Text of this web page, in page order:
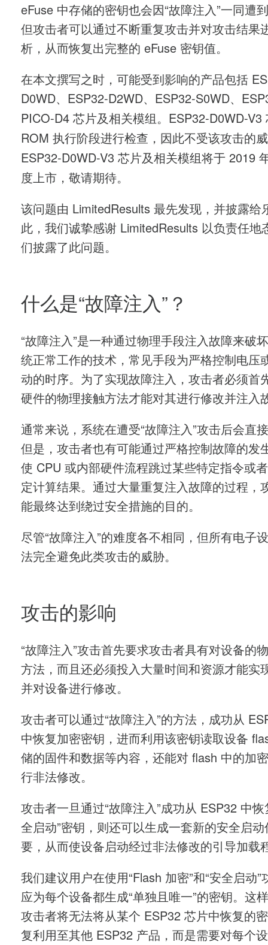
eFuse 中存储的密钥也会因“故障注入”一同遭
但攻击者可以通过不断重复攻击并对攻击结果
析，从而恢复出完整的 eFuse 密钥值。
在本文撰写之时，可能受到影响的产品包括
D0WD、ESP32-D2WD、ESP32-S0WD、
PICO-D4 芯片及相关模组。
ESP32-D0WD-V3
ROM 执行阶段进行检查，因此不受该攻击的
ESP32-D0WD-V3 芯片及相关模组将于 2019
度上市，敬请期待。
该问题由 LimitedResults 最先发现，并披露给
此，我们诚挚感谢 LimitedResults 以负责任地
们披露了此问题。
什么是“故障注入”？
“故障注入”是一种通过物理手段注入故障来破
统正常工作的技术，常见手段为严格控制电压
动的时序。为了实现故障注入，攻击者必须首
硬件的物理接触方法才能对其进行修改并注入
通常来说，系统在遭受“故障注入”攻击后会直
但是，攻击者也有可能通过严格控制故障的发
使 CPU 或内部硬件流程跳过某些特定指令或
定计算结果。通过大量重复注入故障的过程，
能最终达到绕过安全措施的目的。
尽管“故障注入”的难度各不相同，但所有电子
法完全避免此类攻击的威胁。
攻击的影响
“故障注入”攻击首先要求攻击者具有对设备的
方法，而且还必须投入大量时间和资源才能实
并对设备进行修改。
攻击者可以通过“故障注入”的方法，成功从
中恢复加密密钥，进而利用该密钥读取设备
储的固件和数据等内容，还能对 flash 中的加
行非法修改。
攻击者一旦通过“故障注入”成功从 ESP32 中恢
全启动”密钥，则还可以生成一套新的安全启动
要，从而使设备启动经过非法修改的引导加载
我们建议用户在使用“Flash 加密”和“安全启动”
应为每个设备都生成“单独且唯一”的密钥。这
攻击者将无法将从某个 ESP32 芯片中恢复的
复利用至其他 ESP32 产品，而是需要对每个